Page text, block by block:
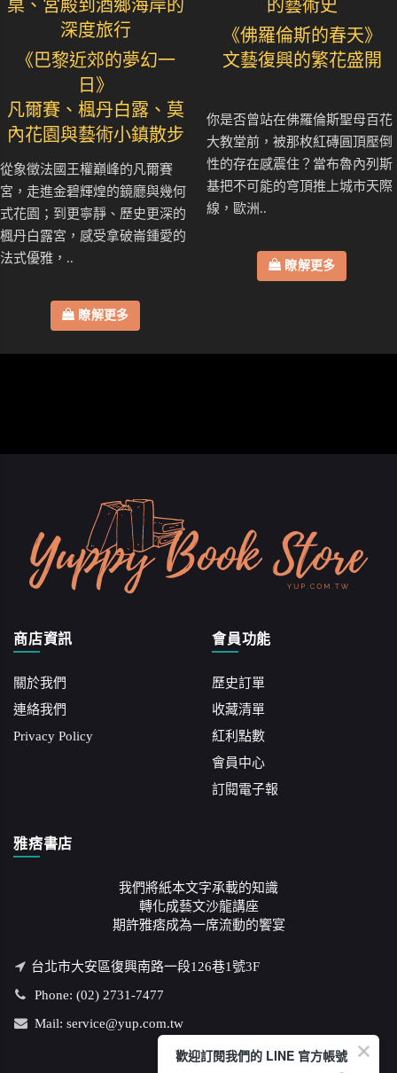
桌、宮殿到酒鄉海岸的
深度旅行
《巴黎近郊的夢幻一
日》
凡爾賽、楓丹白露、莫
內花園與藝術小鎮散步
從象徵法國王權巔峰的凡爾賽
宮，走進金碧輝煌的鏡廳與幾何
式花園；到更寧靜、歷史更深的
楓丹白露宮，感受拿破崙鍾愛的
法式優雅，..
瞭解更多
的藝術史
《佛羅倫斯的春天》
文藝復興的繁花盛開
你是否曾站在佛羅倫斯聖母百花
大教堂前，被那枚紅磚圓頂壓倒
性的存在感震住？當布魯內列斯
基把不可能的穹頂推上城市天際
線，歐洲..
瞭解更多
商店資訊
關於我們
連絡我們
Privacy Policy
會員功能
歷史訂單
收藏清單
紅利點數
會員中心
訂閱電子報
雅痞書店
我們將紙本文字承載的知識
轉化成藝文沙龍講座
期許雅痞成為一席流動的饗宴
台北市大安區復興南路一段126巷1號3F
Phone: (02) 2731-7477
Mail: service@yup.com.tw
歡迎訂閱我們的 LINE 官方帳號